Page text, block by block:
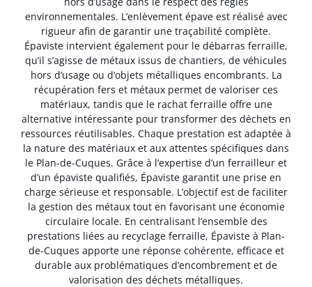
environnementales. L’enlèvement épave est réalisé avec
rigueur afin de garantir une traçabilité complète.
Épaviste intervient également pour le débarras ferraille,
qu’il s’agisse de métaux issus de chantiers, de véhicules
hors d’usage ou d’objets métalliques encombrants. La
récupération fers et métaux permet de valoriser ces
matériaux, tandis que le rachat ferraille offre une
alternative intéressante pour transformer des déchets en
ressources réutilisables. Chaque prestation est adaptée à
la nature des matériaux et aux attentes spécifiques dans
le Plan-de-Cuques. Grâce à l’expertise d’un ferrailleur et
d’un épaviste qualifiés, Épaviste garantit une prise en
charge sérieuse et responsable. L’objectif est de faciliter
la gestion des métaux tout en favorisant une économie
circulaire locale. En centralisant l’ensemble des
prestations liées au recyclage ferraille, Épaviste à Plan-
de-Cuques apporte une réponse cohérente, efficace et
durable aux problématiques d’encombrement et de
valorisation des déchets métalliques.